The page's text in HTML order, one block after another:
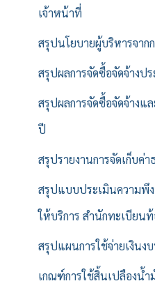
เจ้าหน้าที่
สรุปนโยบายผู้บริหารจาก
สรุปผลการจัดซื้อจัดจ้างปร
สรุปผลการจัดซื้อจัดจ้างแ
ปี
สรุปรายงานการจัดเก็บค่า
สรุปแบบประเมินความพึ
ให้บริการ สำนักทะเบียน
สรุปแผนการใช้จ่ายเงินง
เกณฑ์การใช้สิ้นเปลืองน้ำ